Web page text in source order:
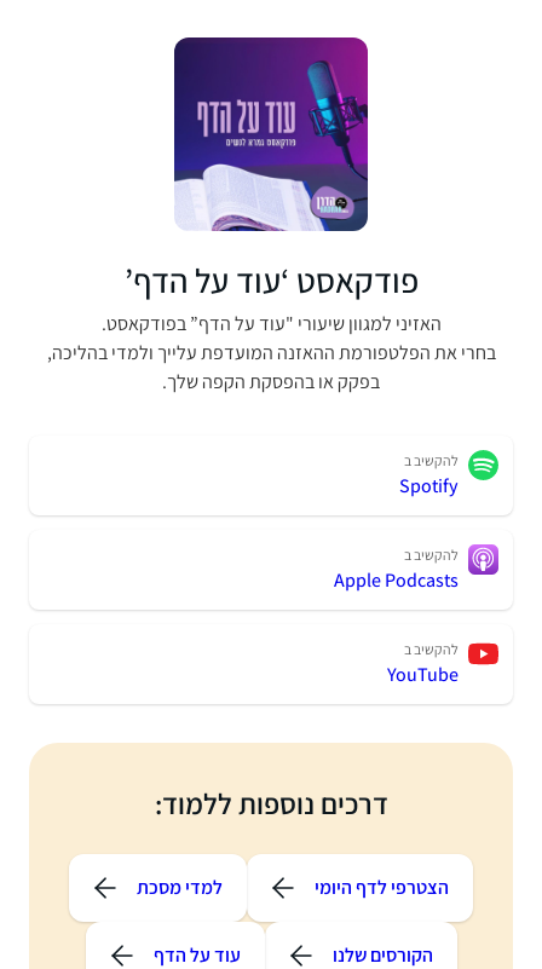
פודקאסט ‘עוד על הדף’
האזיני למגוון שיעורי "עוד על הדף” בפודקאסט.
בחרי את הפלטפורמת ההאזנה המועדפת עלייך ולמדי בהליכה,
בפקק או בהפסקת הקפה שלך.
להקשיב ב
Spotify
להקשיב ב
Apple Podcasts
להקשיב ב
YouTube
דרכים נוספות ללמוד:
הצטרפי לדף היומי למדי מסכת
הקורסים שלנו עוד על הדף